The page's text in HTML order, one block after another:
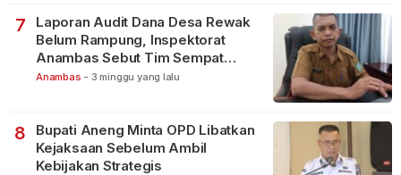
7
Laporan Audit Dana Desa Rewak
Belum Rampung, Inspektorat
Anambas Sebut Tim Sempat
Terbagi Tangani Kasus Lain
Anambas - 3 minggu yang lalu
8
Bupati Aneng Minta OPD Libatkan
Kejaksaan Sebelum Ambil
Kebijakan Strategis